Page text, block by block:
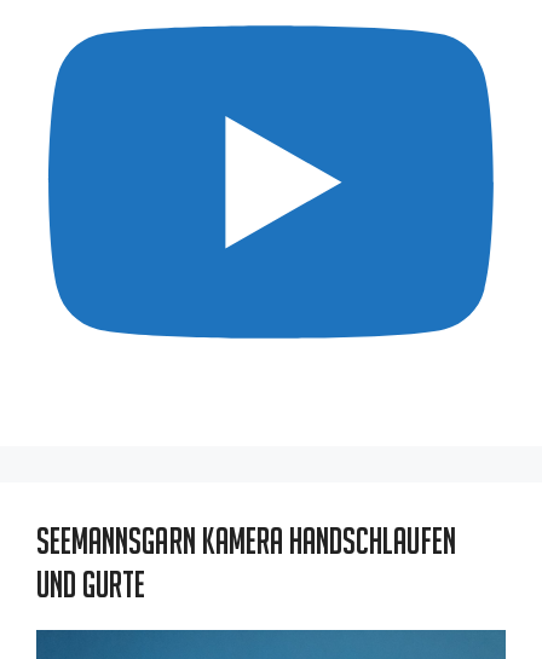
Seemannsgarn Kamera Handschlaufen
und Gurte